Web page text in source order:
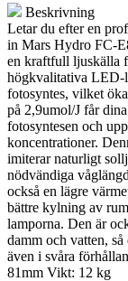
mängdBeskrivning
Letar du efter en
in Mars Hydro FC-
en kraftfull ljuskälla
högkvalitativa LED-
fotosyntes, vilket
på 2,9umol/J får
fotosyntesen och
koncentrationer.
imiterar naturligt
nödvändiga
också en lägre
bättre kylning av
lamporna. Den är
damm och vatten,
även i svåra
81mm Vikt: 12 kg